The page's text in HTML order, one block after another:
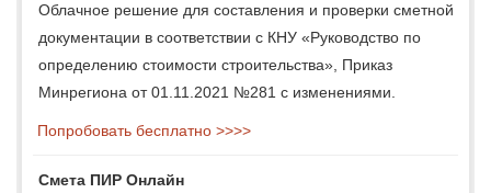
Облачное решение для составления и проверки сметной
документации в соответствии с КНУ «Руководство по
определению стоимости строительства», Приказ
Минрегиона от 01.11.2021 №281 с изменениями.
Попробовать бесплатно >>>>
Смета ПИР Онлайн